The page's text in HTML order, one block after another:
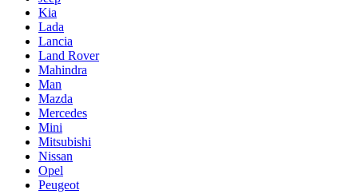
Kia
Lada
Lancia
Land Rover
Mahindra
Man
Mazda
Mercedes
Mini
Mitsubishi
Nissan
Opel
Peugeot